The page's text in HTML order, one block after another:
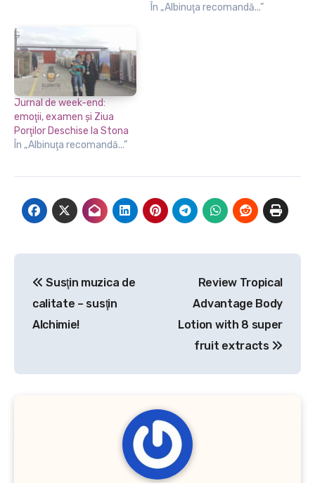
Ploiești Shopping City să
În „Albinuţa recomandă...”
Jurnal de week-end:
emoţii, examen şi Ziua
Porţilor Deschise la Stona
În „Albinuţa recomandă...”
articole
Susţin muzica de
calitate – susţin
Alchimie!
Review Tropical
Advantage Body
Lotion with 8 super
fruit extracts